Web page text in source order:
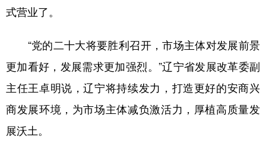
式营业了。
“党的二十大将要胜利召开，市场主体对发展前景
更加看好，发展需求更加强烈。”辽宁省发展改革委副
主任王卓明说，辽宁将持续发力，打造更好的安商兴
商发展环境，为市场主体减负激活力，厚植高质量发
展沃土。